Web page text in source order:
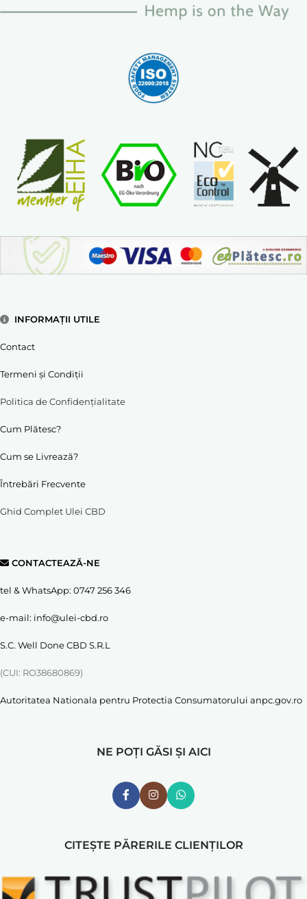
INFORMAȚII UTILE
Contact
Termeni și Condiții
Politica de Confidențialitate
Cum Plătesc?
Cum se Livrează?
Întrebări Frecvente
Ghid Complet Ulei CBD
CONTACTEAZĂ-NE
tel & WhatsApp: 0747 256 346
e-mail: info@ulei-cbd.ro
S.C. Well Done CBD S.R.L
(CUI: RO38680869)
Autoritatea Nationala pentru Protectia Consumatorului anpc.gov.ro
NE POȚI GĂSI ȘI AICI
CITEȘTE PĂRERILE CLIENȚILOR